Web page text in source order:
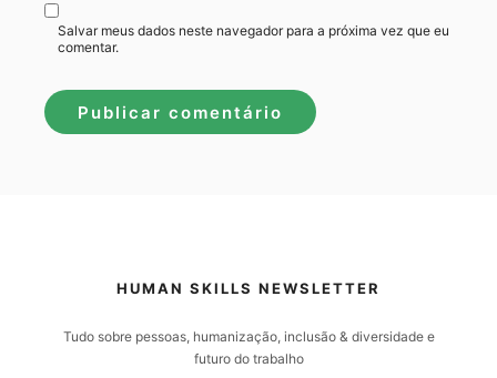
Salvar meus dados neste navegador para a próxima vez que eu
comentar.
HUMAN SKILLS NEWSLETTER
Tudo sobre pessoas, humanização, inclusão & diversidade e
futuro do trabalho